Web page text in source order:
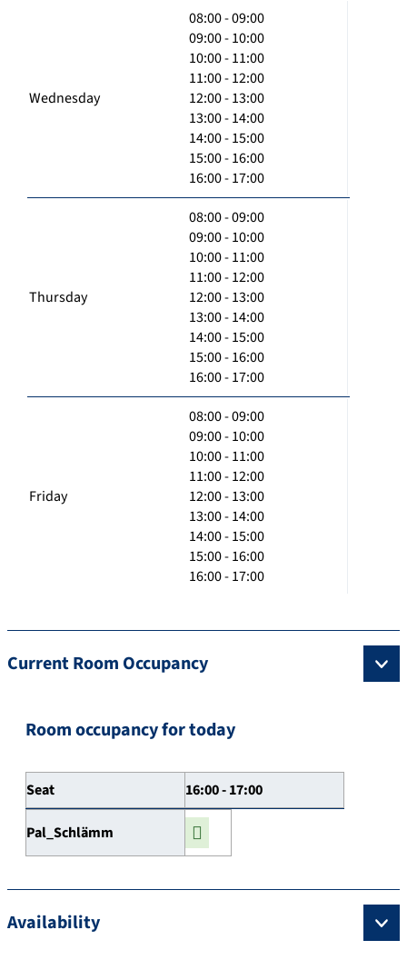
Wednesday
08:00 - 09:00
09:00 - 10:00
10:00 - 11:00
11:00 - 12:00
12:00 - 13:00
13:00 - 14:00
14:00 - 15:00
15:00 - 16:00
16:00 - 17:00
Thursday
08:00 - 09:00
09:00 - 10:00
10:00 - 11:00
11:00 - 12:00
12:00 - 13:00
13:00 - 14:00
14:00 - 15:00
15:00 - 16:00
16:00 - 17:00
Friday
08:00 - 09:00
09:00 - 10:00
10:00 - 11:00
11:00 - 12:00
12:00 - 13:00
13:00 - 14:00
14:00 - 15:00
15:00 - 16:00
16:00 - 17:00
Current Room Occupancy
Room occupancy for today
Seat 16:00 - 17:00
Pal_Schlämm
Availability